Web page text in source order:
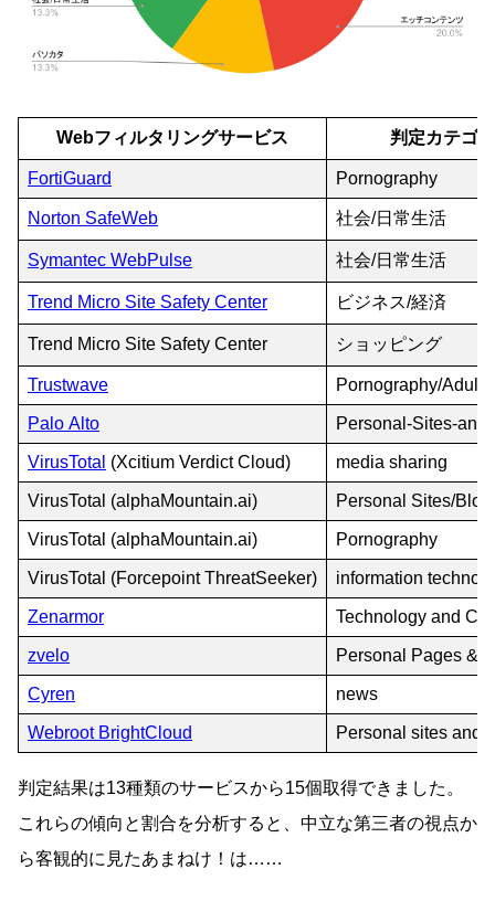
Webフィルタリングサービス 判定カテゴリ
FortiGuard Pornography
Norton SafeWeb 社会/日常生活
Symantec WebPulse 社会/日常生活
Trend Micro Site Safety Center ビジネス/経済
Trend Micro Site Safety Center ショッピング
Trustwave Pornography/Adult
Palo Alto Personal-Sites-
VirusTotal (Xcitium Verdict Cloud) media sharing
VirusTotal (alphaMountain.ai) Personal Sites/
VirusTotal (alphaMountain.ai) Pornography
VirusTotal (Forcepoint ThreatSeeker) information
Zenarmor Technology and
zvelo Personal Pages &
Cyren news
Webroot BrightCloud Personal sites and
判定結果は13種類のサービスから15個取得できました。
これらの傾向と割合を分析すると、中立な第三者の視点か
ら客観的に見たあまねけ！は……